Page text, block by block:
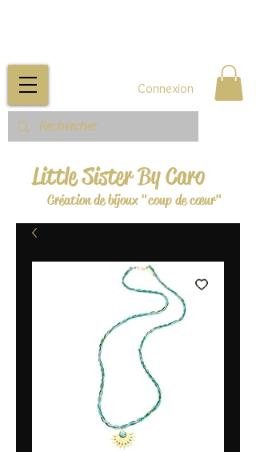
Little Sister By Caro
Création de bijoux "coup de cœur"
Connexion